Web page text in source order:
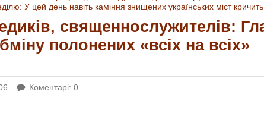
У цей день навіть каміння знищених українських міст
священнослужителів:
полонених «всіх на всіх»
Коментарі: 0